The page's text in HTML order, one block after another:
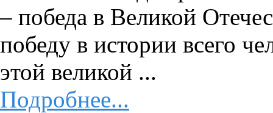
– победа в Великой
победу в истории всего
этой великой ...
Подробнее...